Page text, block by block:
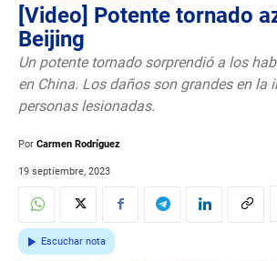
[Video] Potente tornado
Beijing
Un potente tornado sorprendió a los
en China. Los daños son grandes en la
personas lesionadas.
Por Carmen Rodríguez
19 septiembre, 2023
Escuchar nota